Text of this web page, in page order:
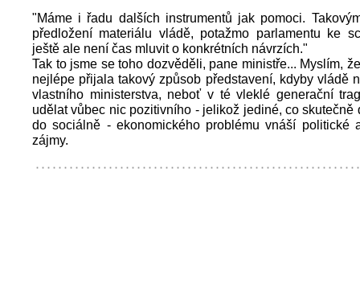
"Máme i řadu dalších instrumentů jak pomoci.
předložení materiálu vládě, potažmo parlamentu ke
ještě ale není čas mluvit o konkrétních návrzích."
Tak to jsme se toho dozvěděli, pane ministře... Myslím,
nejlépe přijala takový způsob představení, kdyby vládě
vlastního ministerstva, neboť v té vleklé generační
udělat vůbec nic pozitivního - jelikož jediné, co skutečně
do sociálně - ekonomického problému vnáší politické
zájmy.